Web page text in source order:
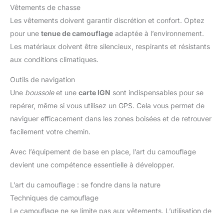
Vêtements de chasse
Les vêtements doivent garantir discrétion et confort. Optez
pour une tenue de camouflage adaptée à l’environnement.
Les matériaux doivent être silencieux, respirants et résistants
aux conditions climatiques.
Outils de navigation
Une boussoleet une carte IGN sont indispensables pour se
repérer, même si vous utilisez un GPS. Cela vous permet de
naviguer efficacement dans les zones boisées et de retrouver
facilement votre chemin.
Avec l’équipement de base en place, l’art du camouflage
devient une compétence essentielle à développer.
L’art du camouflage : se fondre dans la nature
Techniques de camouflage
Le camouflage ne se limite pas aux vêtements. L’utilisation de